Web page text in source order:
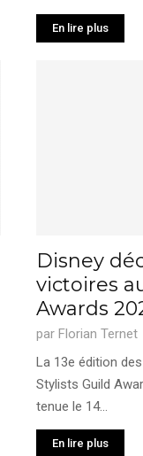
En lire plus
Disney
victoires
Awards
par Florian Ternet
La 13e édition
Stylists Guild
tenue le 14...
En lire plus